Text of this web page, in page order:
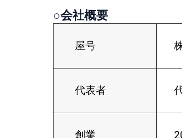
○会社概要
屋号
代表者
創業